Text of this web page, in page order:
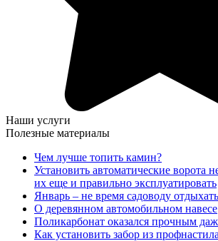
Наши услуги
Полезные материалы
Чем лучше топить камин?
Установить автоматические ворота
их еще и правильно эксплуатировать
Январь – не время садоводу отдыхать
О деревянном автомобильном навесе
Поликарбонат оказался прочным
Как установить забор из